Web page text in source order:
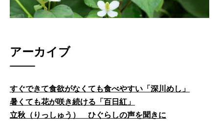
アーカイブ
すぐできて食欲がなくても食べやすい「深川めし」
暑くても花が咲き続ける「百日紅」
立秋（りっしゅう） ひぐらしの声を聞きに